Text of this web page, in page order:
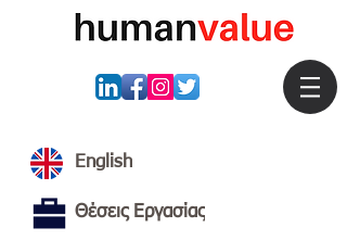
English
Θέσεις Εργασίας